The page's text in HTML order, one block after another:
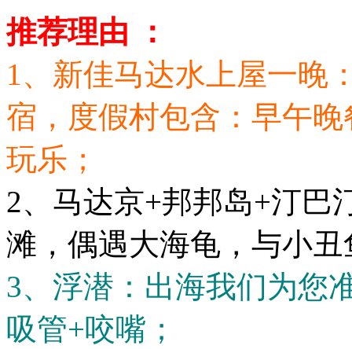
推荐理由 ：
1、新佳马达水上屋一晚
宿，度假村包含：早午
玩乐；
2、马达京+邦邦岛+汀巴
滩，偶遇大海龟，与小
3、浮潜：出海我们为您
吸管+咬嘴；